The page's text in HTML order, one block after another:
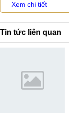
Xem chi tiết
Tin tức liên quan